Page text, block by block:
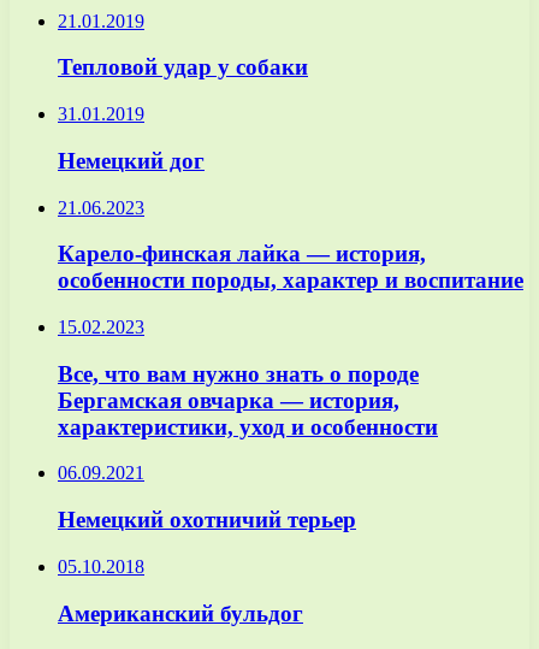
21.01.2019
Тепловой удар у собаки
31.01.2019
Немецкий дог
21.06.2023
Карело-финская лайка — история,
особенности породы, характер и воспитание
15.02.2023
Все, что вам нужно знать о породе
Бергамская овчарка — история,
характеристики, уход и особенности
06.09.2021
Немецкий охотничий терьер
05.10.2018
Американский бульдог